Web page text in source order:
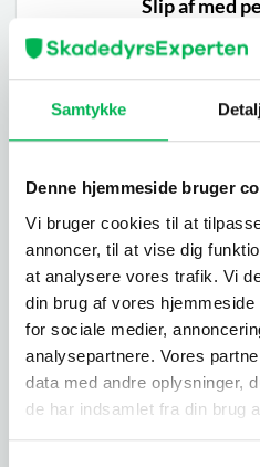
Samtykke
Denne hjemmeside bruger
Vi bruger cookies til at
annoncer, til at vise dig
at analysere vores trafik. Vi
din brug af vores
for sociale medier,
analysepartnere. Vores
data med andre oplysninger,
de har indsamlet fra din brug
Slip af med
Heldigvis formerer
dem i denne sæson. Hvis du
pelsklannere, kan du gøre
Pelsklannerfælder:Der
fælder, der kan fange
ofte også som mølfælder.
kan fange pelsklannere –
Insektspray:Insektspray
en lang række insekter,
de områder hvor
forsigtig med hvor du
kan forårsage misfarvning.